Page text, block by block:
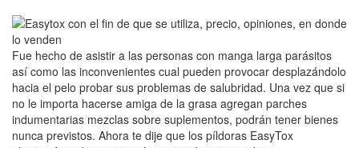
Fue hecho de asistir a las personas con manga larga parásitos
así­ como las inconvenientes cual pueden provocar desplazándolo
hacia el pelo probar sus problemas de salubridad. Una vez que si
no le importa hacerse amiga de la grasa agregan parches
indumentarias mezclas sobre suplementos, podrán tener bienes
nunca previstos. Ahora te dije que los píldoras EasyTox